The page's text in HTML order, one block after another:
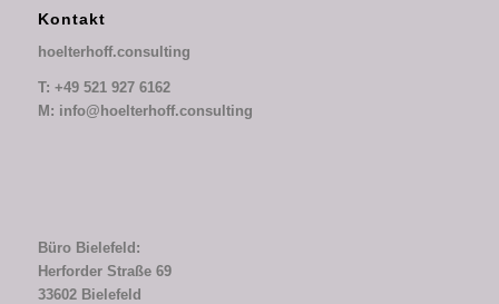
Kontakt
hoelterhoff.consulting
T: +49 521 927 6162
M: info@hoelterhoff.consulting
Büro Bielefeld:
Herforder Straße 69
33602 Bielefeld